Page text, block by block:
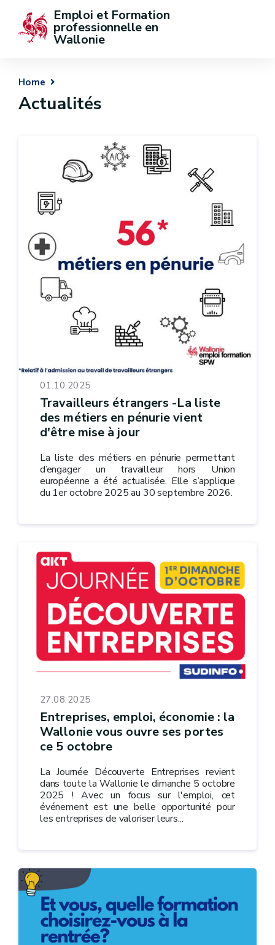
Emploi et Formation
professionnelle en
Wallonie
Home
Actualités
01.10.2025
Travailleurs étrangers -La liste
des métiers en pénurie vient
d'être mise à jour
La liste des métiers en pénurie permettant
d’engager un travailleur hors Union
européenne a été actualisée. Elle s’applique
du 1er octobre 2025 au 30 septembre 2026.
27.08.2025
Entreprises, emploi, économie : la
Wallonie vous ouvre ses portes
ce 5 octobre
La Journée Découverte Entreprises revient
dans toute la Wallonie le dimanche 5 octobre
2025 ! Avec un focus sur l'emploi, cet
événement est une belle opportunité pour
les entreprises de valoriser leurs...